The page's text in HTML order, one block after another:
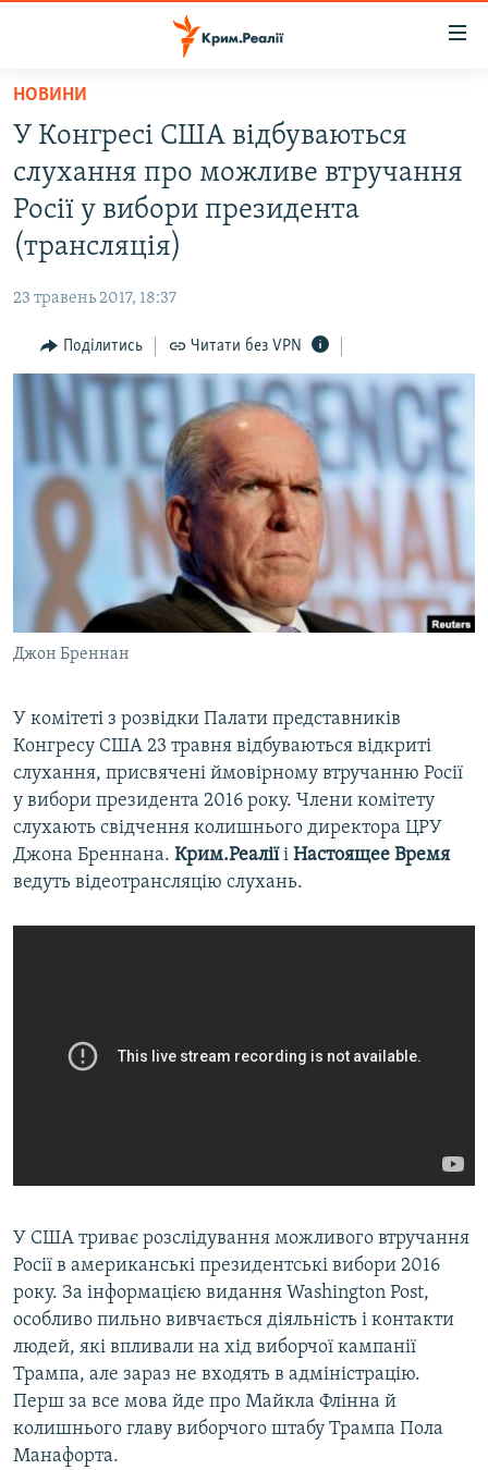
Перейти
основного
матеріалу
Перейти
до
основної
Перейти
пошуку
ВОДА.КРИМ
ВІДЕО ТА ФОТО
ПОЛІТИКА
ПОГЛЯД
ІНТЕРВ'Ю
ВСЕ ЗА ДЕНЬ
СПЕЦПРОЕКТИ
ДЕПОРТАЦІЯ
ВІДЕОУРОКИ «ELIFBE»
СВІДЧЕННЯ ОКУПАЦІЇ
УКРАЇНСЬКА ПРОБЛЕМА КРИМУ
ІНФОГРАФІКА
ЯК ОБІЙТИ БЛОКУВАННЯ
Русский
Qırımtatar
ДОЛУЧАЙСЯ!
Усі сайти RFE/RL
НОВИНИ
У Конгресі США відбуваються
слухання про можливе втручання
Росії у вибори президента
(трансляція)
23 травень 2017, 18:37
Поділитись Читати без VPN
Джон Бреннан
У комітеті з розвідки Палати представників
Конгресу США 23 травня відбуваються відкриті
слухання, присвячені ймовірному втручанню Росії
у вибори президента 2016 року. Члени комітету
слухають свідчення колишнього директора ЦРУ
Джона Бреннана. Крим.Реаліїі Настоящее Время
ведуть відеотрансляцію слухань.
У США триває розслідування можливого втручання
Росії в американські президентські вибори 2016
року. За інформацією видання Washington Post,
особливо пильно вивчається діяльність і контакти
людей, які впливали на хід виборчої кампанії
Трампа, але зараз не входять в адміністрацію.
Перш за все мова йде про Майкла Флінна й
колишнього главу виборчого штабу Трампа Пола
Манафорта.